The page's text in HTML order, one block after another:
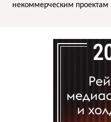
некоммерческим проектам